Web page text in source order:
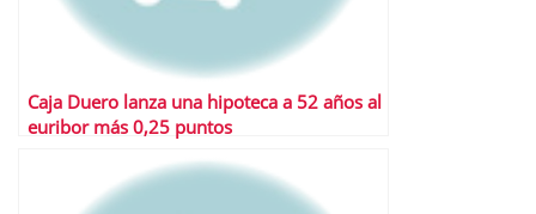
Caja Duero lanza una hipoteca a 52 años al
euribor más 0,25 puntos